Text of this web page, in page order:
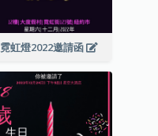
霓虹燈2022邀請函